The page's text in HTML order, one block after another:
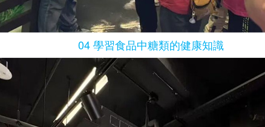
04 學習食品中糖類的健康知識